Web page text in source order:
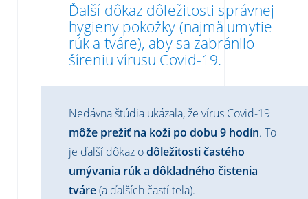
Ďalší dôkaz dôležitosti správnej
hygieny pokožky (najmä umytie
rúk a tváre), aby sa zabránilo
šíreniu vírusu Covid-19.
Nedávna štúdia ukázala, že vírus Covid-19
môže prežiť na koži po dobu 9 hodín. To
je ďalší dôkaz odôležitosti častého
umývania rúk a dôkladného čistenia
tváre(a ďalších častí tela).